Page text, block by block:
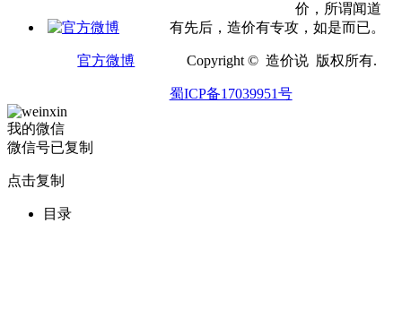
官方微博
价，所谓闻道
有先后，造价有专攻，如是而已。
Copyright © 造价说 版权所有.
蜀ICP备17039951号
我的微信
微信号已复制
点击复制
目录